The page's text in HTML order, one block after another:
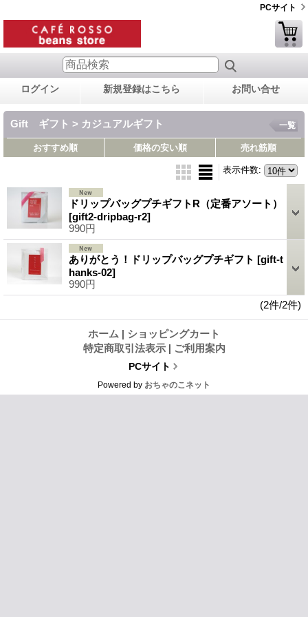
PCサイト
ログイン 新規登録はこちら お問い合せ
Gift ギフト > カジュアルギフト 一覧
おすすめ順 価格の安い順 売れ筋順
表示件数:
ドリップバッグプチギフトR（定番アソート）
[gift2-dripbag-r2]
990円
ありがとう！ドリップバッグプチギフト [gift-t
hanks-02]
990円
(2件/2件)
ホーム | ショッピングカート
特定商取引法表示 | ご利用案内
PCサイト
Powered by おちゃのこネット